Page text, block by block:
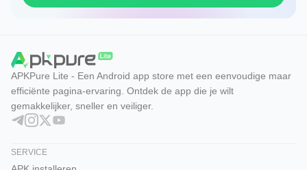
APKPure Lite - Een Android app store met een eenvoudige maar
efficiënte pagina-ervaring. Ontdek de app die je wilt
gemakkelijker, sneller en veiliger.
SERVICE